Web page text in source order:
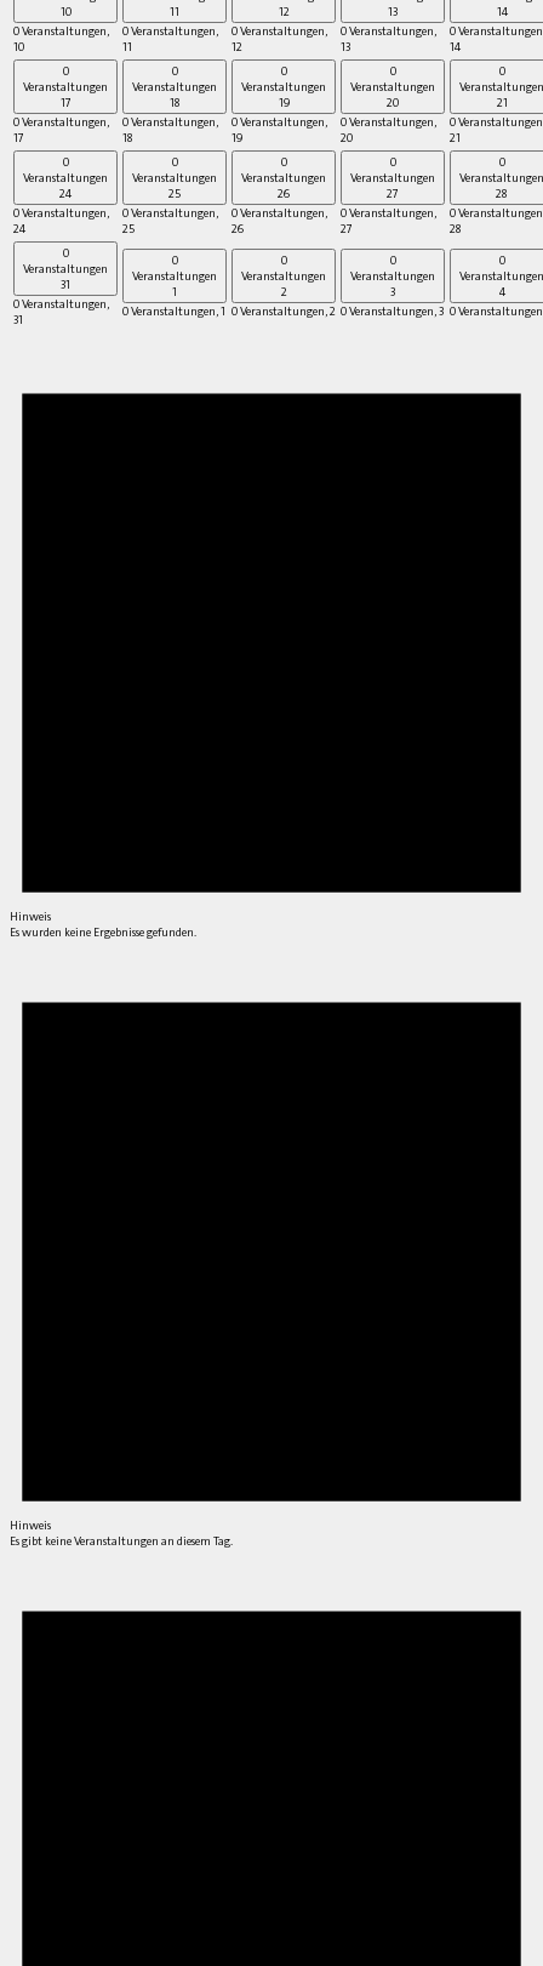
10
0 Veranstaltungen,
10
11
0 Veranstaltungen,
11
12
0 Veranstaltungen,
12
13
0 Veranstaltungen,
13
14
0
14
0
Veranstaltungen
17
0 Veranstaltungen,
17
0
Veranstaltungen
18
0 Veranstaltungen,
18
0
Veranstaltungen
19
0 Veranstaltungen,
19
0
Veranstaltungen
20
0 Veranstaltungen,
20
0
Veranstaltungen
21
0
21
0
Veranstaltungen
24
0 Veranstaltungen,
24
0
Veranstaltungen
25
0 Veranstaltungen,
25
0
Veranstaltungen
26
0 Veranstaltungen,
26
0
Veranstaltungen
27
0 Veranstaltungen,
27
0
Veranstaltungen
28
0
28
0
Veranstaltungen
31
0 Veranstaltungen,
31
0
Veranstaltungen
1
0 Veranstaltungen,1
0
Veranstaltungen
2
0 Veranstaltungen,2
0
Veranstaltungen
3
0 Veranstaltungen,3
0
Veranstaltungen
4
0
Hinweis
Es wurden keine Ergebnisse gefunden.
Hinweis
Es gibt keine Veranstaltungen an diesem Tag.